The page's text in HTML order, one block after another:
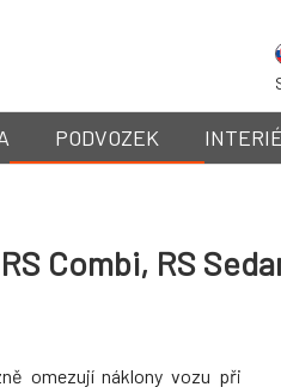
PODVOZEK
Combi, RS
omezují náklony vozu při